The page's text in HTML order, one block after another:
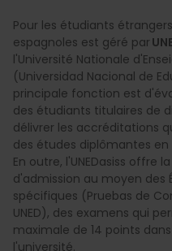
Pour les étudiants
espagnoles est géré par
l'Université Nationale
(Universidad Nacional de
principale fonction est
des étudiants titulaires de
délivrer les accréditations
des études diplômantes en
En outre, l'UNEDasiss offre
d'admission au moyen des
spécifiques (Pruebas de
UNED), des examens qui
maximale de 14 points
l'université.